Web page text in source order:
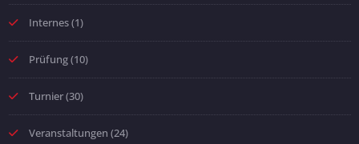
Internes(1)
Prüfung(10)
Turnier(30)
Veranstaltungen (24)